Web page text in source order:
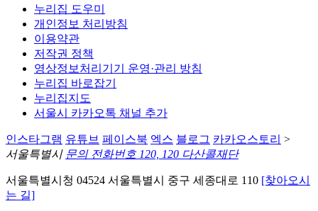
누리집 도우미
개인정보 처리방침
이용약관
저작권 정책
영상정보처리기기 운영·관리 방침
누리집 바로잡기
누리집지도
서울시 카카오톡 채널 추가
인스타그램 유튜브 페이스북 엑스 블로그 카카오스토리 >
서울특별시 문의 전화번호 120, 120 다산콜재단
서울특별시청 04524 서울특별시 중구 세종대로 110 [찾아오시
는 길]